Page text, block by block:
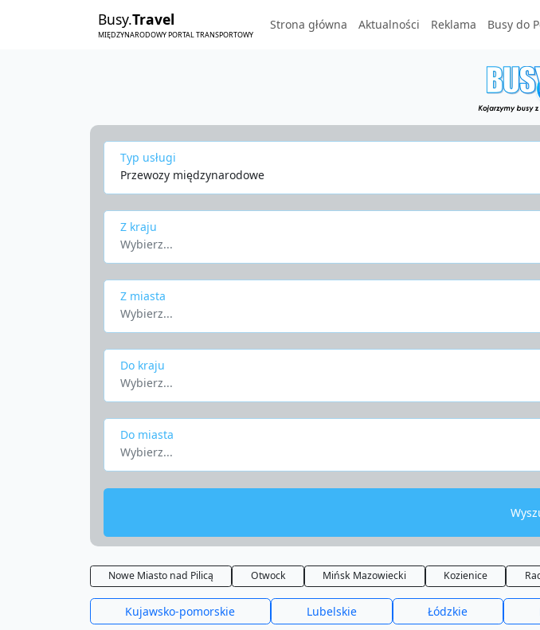
Busy.Travel
MIĘDZYNARODOWY PORTAL TRANSPORTOWY
Strona główna Aktualności Reklama Busy do
Typ usługi
Przewozy międzynarodowe
Z kraju
Wybierz...
Z miasta
Wybierz...
Do kraju
Wybierz...
Do miasta
Wybierz...
Nowe Miasto nad Pilicą Otwock Mińsk Mazowiecki Kozienice
Kujawsko-pomorskie Lubelskie Łódzkie